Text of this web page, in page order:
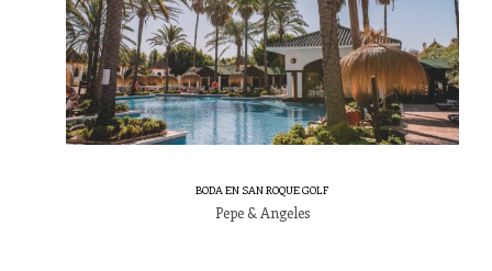
BODA EN SAN ROQUE GOLF
Pepe & Angeles